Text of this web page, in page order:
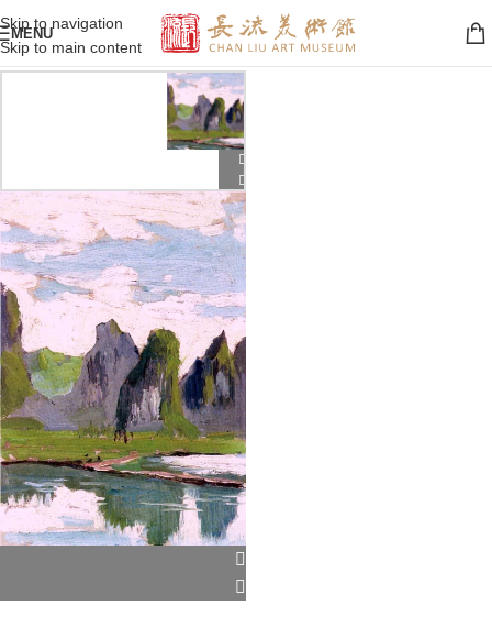
Skip to navigation
Skip to main content
MENU